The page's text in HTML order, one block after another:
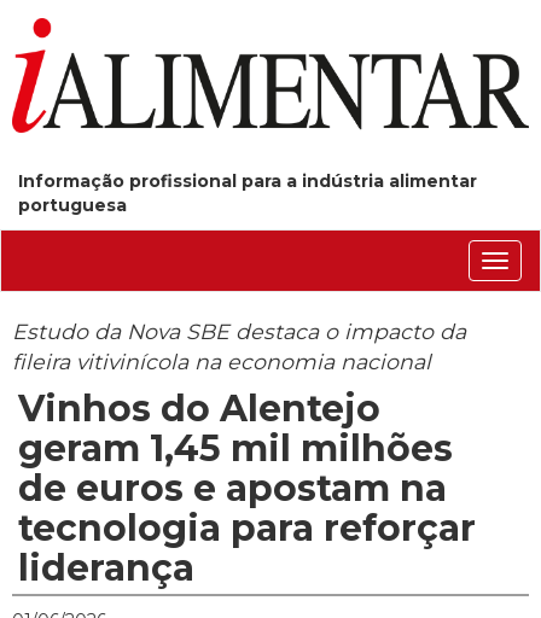
Informação profissional para a indústria alimentar
portuguesa
Estudo da Nova SBE destaca o impacto da
fileira vitivinícola na economia nacional
Vinhos do Alentejo
geram 1,45 mil milhões
de euros e apostam na
tecnologia para reforçar
liderança